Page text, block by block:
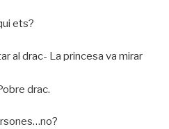
ets?
al drac- La princesa va mirar
drac.